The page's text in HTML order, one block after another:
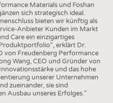
Materials und Foshan
sich strategisch ideal.
bieten wir künftig als
Anbieter Kunden im Markt
Care ein einzigartiges
erklärt Dr.
von Freudenberg Performance
Wang, CEO und Gründer von
und das hohe
unserer Unternehmen
zueinander, sie sind
Ausbau unseres Erfolges.“